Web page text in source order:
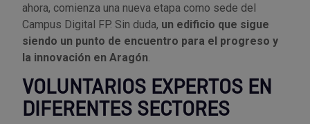
ahora, comienza una nueva etapa como sede del
Campus Digital FP. Sin duda, un edificio que sigue
siendo un punto de encuentro para el progreso y
la innovación en Aragón.
VOLUNTARIOS EXPERTOS EN
DIFERENTES SECTORES